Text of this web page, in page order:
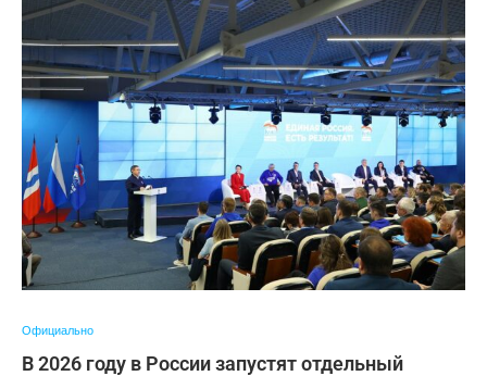
Официально
В 2026 году в России запустят отдельный